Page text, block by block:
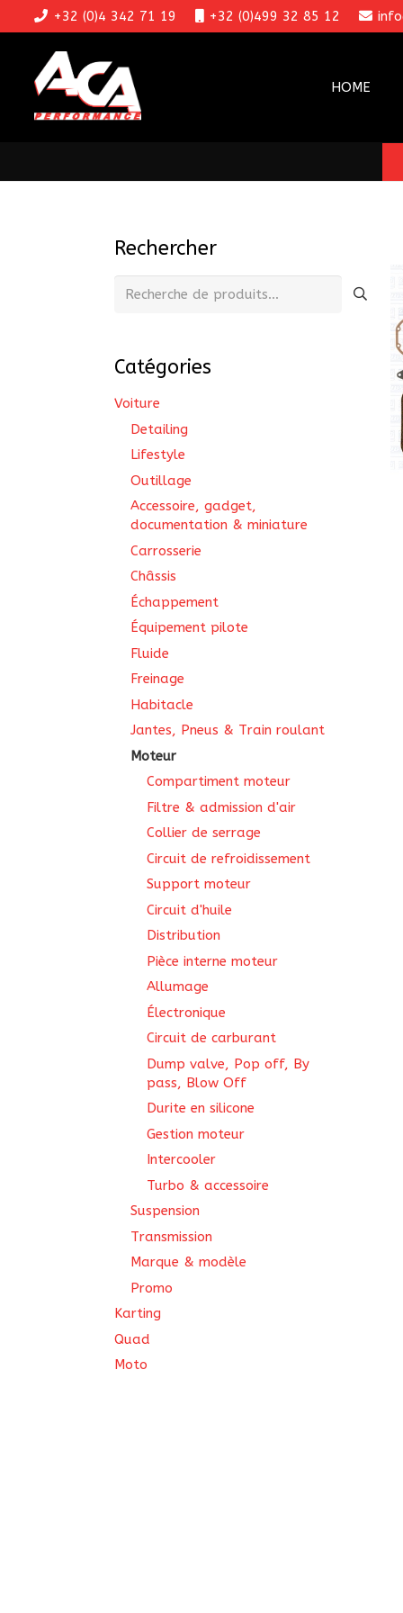
+32 (0)4 342 71 19 +32 (0)499 32 85 12
HOME
Rechercher
Recherche
Catégories
Voiture
Detailing
Lifestyle
Outillage
Accessoire, gadget,
documentation & miniature
Carrosserie
Châssis
Échappement
Équipement pilote
Fluide
Freinage
Habitacle
Jantes, Pneus & Train roulant
Moteur
Compartiment moteur
Filtre & admission d'air
Collier de serrage
Circuit de refroidissement
Support moteur
Circuit d'huile
Distribution
Pièce interne moteur
Allumage
Électronique
Circuit de carburant
Dump valve, Pop off, By
pass, Blow Off
Durite en silicone
Gestion moteur
Intercooler
Turbo & accessoire
Suspension
Transmission
Marque & modèle
Promo
Karting
Quad
Moto